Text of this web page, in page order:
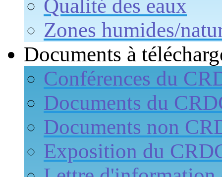
Qualité des eaux
Zones humides/
Documents à
Conférences du
Documents du
Documents non
Exposition du